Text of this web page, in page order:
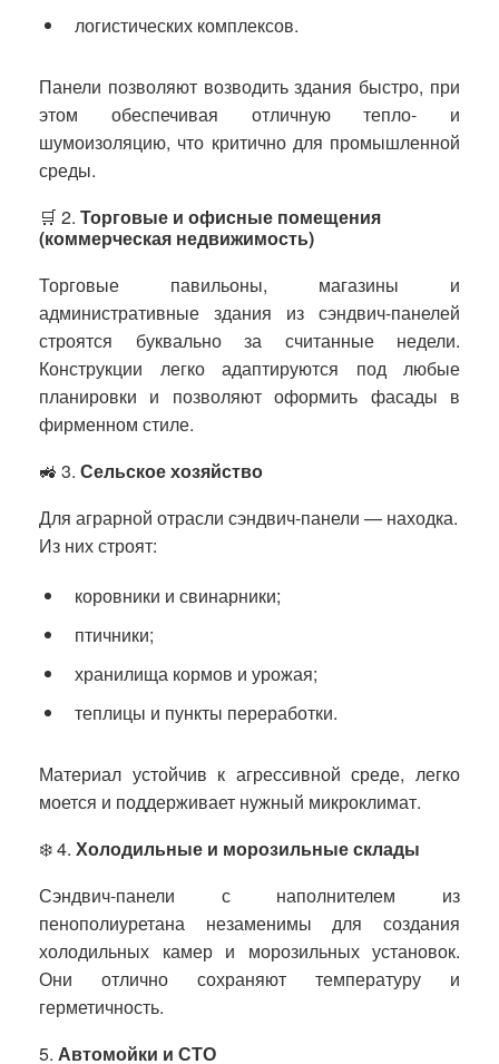
логистических комплексов.
Панели позволяют возводить здания быстро, при
этом обеспечивая отличную тепло- и
шумоизоляцию, что критично для промышленной
среды.
🛒 2. Торговые и офисные помещения
(коммерческая недвижимость)
Торговые павильоны, магазины и
административные здания из сэндвич-панелей
строятся буквально за считанные недели.
Конструкции легко адаптируются под любые
планировки и позволяют оформить фасады в
фирменном стиле.
🚜 3. Сельское хозяйство
Для аграрной отрасли сэндвич-панели — находка.
Из них строят:
коровники и свинарники;
птичники;
хранилища кормов и урожая;
теплицы и пункты переработки.
Материал устойчив к агрессивной среде, легко
моется и поддерживает нужный микроклимат.
❄️ 4. Холодильные и морозильные склады
Сэндвич-панели с наполнителем из
пенополиуретана незаменимы для создания
холодильных камер и морозильных установок.
Они отлично сохраняют температуру и
герметичность.
5. Автомойки и СТО